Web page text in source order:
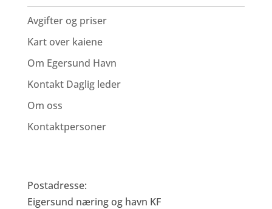
Avgifter og priser
Kart over kaiene
Om Egersund Havn
Kontakt Daglig leder
Om oss
Kontaktpersoner
Postadresse:
Eigersund næring og havn KF